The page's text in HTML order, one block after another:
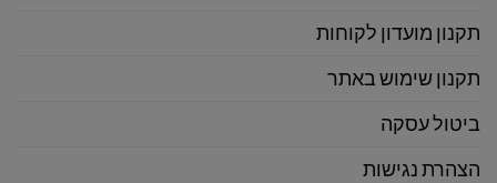
תקנון מועדון לקוחות
תקנון שימוש באתר
ביטול עסקה
הצהרת נגישות